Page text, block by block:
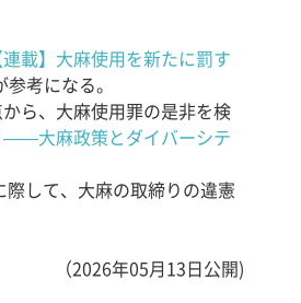
連載】大麻使用を新たに罰す
考になる。
ら、大麻使用罪の是非を検
——大麻政策とダイバーシテ
して、大麻の取締りの違憲
（2026年05月13日公開)